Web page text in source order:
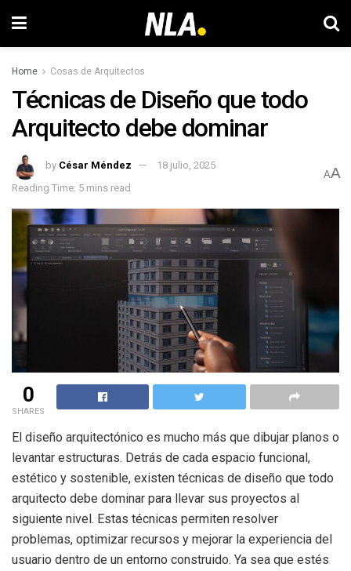
Home Cosas de Arquitectos
Técnicas de Diseño que todo
Arquitecto debe dominar
by César Méndez
18 julio, 2025
Reading Time: 5 mins read
AA
0
SHARES
El diseño arquitectónico es mucho más que dibujar planos o
levantar estructuras. Detrás de cada espacio funcional,
estético y sostenible, existen técnicas de diseño que todo
arquitecto debe dominar para llevar sus proyectos al
siguiente nivel. Estas técnicas permiten resolver
problemas, optimizar recursos y mejorar la experiencia del
usuario dentro de un entorno construido. Ya sea que estés